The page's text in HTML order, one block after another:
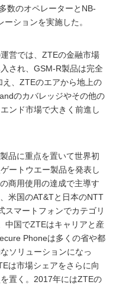
数のオペレーターとNB-
ションを実施した。
営では、ZTEの金融市場
され、GSM-R製品は完全
、ZTEのエアから地上の
のカバレッジやその他の
ンド市場で大きく前進し
品に重点を置いて世界初
ートウエー製品を発表し
商用使用の達成で主導す
米国のAT&Tと日本のNTT
スマートフォンでカテゴリ
中国でZTEはキャリアと産
Phoneは多くの省や都
ソリューションになっ
は市場シェアをさらに向
置く。2017年にはZTEの